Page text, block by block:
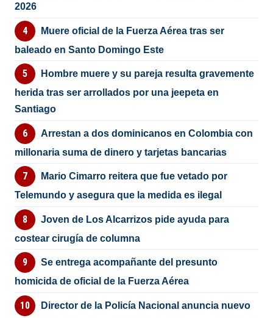
2026
Muere oficial de la Fuerza Aérea tras ser
baleado en Santo Domingo Este
Hombre muere y su pareja resulta gravemente
herida tras ser arrollados por una jeepeta en
Santiago
Arrestan a dos dominicanos en Colombia con
millonaria suma de dinero y tarjetas bancarias
Mario Cimarro reitera que fue vetado por
Telemundo y asegura que la medida es ilegal
Joven de Los Alcarrizos pide ayuda para
costear cirugía de columna
Se entrega acompañante del presunto
homicida de oficial de la Fuerza Aérea
Director de la Policía Nacional anuncia nuevo